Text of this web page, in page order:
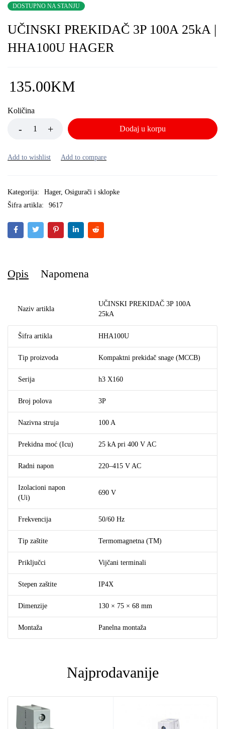
DOSTUPNO NA STANJU
UČINSKI PREKIDAČ 3P 100A 25kA |
HHA100U HAGER
135.00KM
Količina
Dodaj u korpu
Kategorija: Hager, Osigurači i sklopke
Šifra artikla:
9617
Opis Napomena
Naziv artikla
UČINSKI PREKIDAČ 3P 100A
25kA
Šifra artikla HHA100U
Tip proizvoda Kompaktni prekidač snage (MCCB)
Serija h3 X160
Broj polova 3P
Nazivna struja 100 A
Prekidna moć (Icu) 25 kA pri 400 V AC
Radni napon 220–415 V AC
Izolacioni napon
(Ui)
690 V
Frekvencija 50/60 Hz
Tip zaštite Termomagnetna (TM)
Priključci Vijčani terminali
Stepen zaštite IP4X
Dimenzije 130 × 75 × 68 mm
Montaža Panelna montaža
Najprodavanije